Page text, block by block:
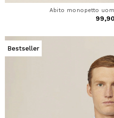
Abito monopetto
Bestseller